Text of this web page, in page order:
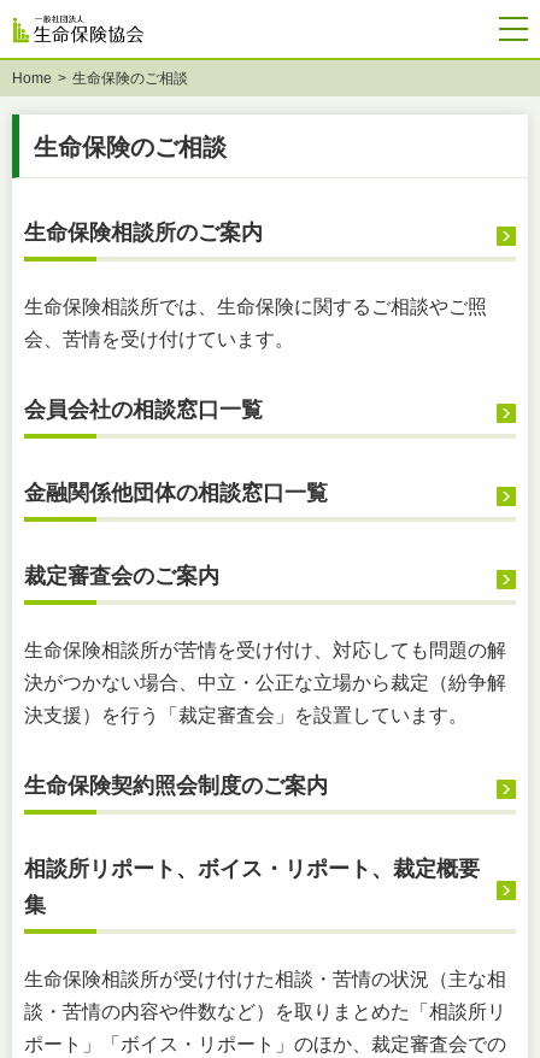
Home 生命保険のご相談
生命保険のご相談
生命保険相談所のご案内
生命保険相談所では、生命保険に関するご相談やご照
会、苦情を受け付けています。
会員会社の相談窓口一覧
金融関係他団体の相談窓口一覧
裁定審査会のご案内
生命保険相談所が苦情を受け付け、対応しても問題の解
決がつかない場合、中立・公正な立場から裁定（紛争解
決支援）を行う「裁定審査会」を設置しています。
生命保険契約照会制度のご案内
相談所リポート、ボイス・リポート、裁定概要
集
生命保険相談所が受け付けた相談・苦情の状況（主な相
談・苦情の内容や件数など）を取りまとめた「相談所リ
ポート」「ボイス・リポート」のほか、裁定審査会での